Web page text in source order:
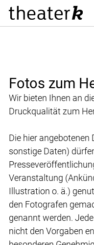
Fotos zum
Wir bieten Ihnen an
Druckqualität zum
Die hier angebotenen
sonstige Daten)
Veranstaltung
Illustration o. ä.)
den Fotografen
genannt werden.
nicht den Vorgaben